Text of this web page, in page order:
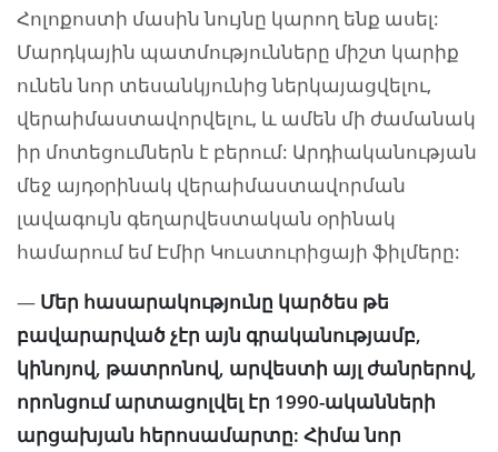
Հոլոքոստի մասին նույնը կարող ենք ասել:
Մարդկային պատմությունները միշտ կարիք
ունեն նոր տեսանկյունից ներկայացվելու,
վերաիմաստավորվելու, և ամեն մի ժամանակ
իր մոտեցումներն է բերում: Արդիականության
մեջ այդօրինակ վերաիմաստավորման
լավագույն գեղարվեստական օրինակ
համարում եմ Էմիր Կուստուրիցայի ֆիլմերը:
— Մեր հասարակությունը կարծես թե
բավարարված չէր այն գրականությամբ,
կինոյով, թատրոնով, արվեստի այլ ժանրերով,
որոնցում արտացոլվել էր 1990-ականների
արցախյան հերոսամարտը: Հիմա նոր